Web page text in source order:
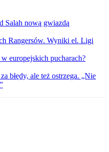
Salah nową gwiazdą
Rangersów. Wyniki el. Ligi
europejskich pucharach?
błędy, ale też ostrzega. „Nie